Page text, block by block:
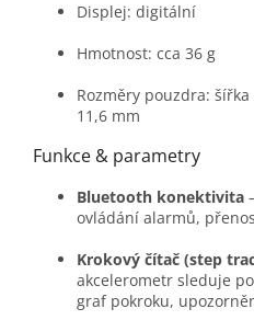
Displej: digitální
Hmotnost: cca 36 g
Rozměry pouzdra:
11,6 mm
Funkce & parametry
Bluetooth konektivita
ovládání alarmů,
Krokový čítač (step
akcelerometr sleduje
graf pokroku,